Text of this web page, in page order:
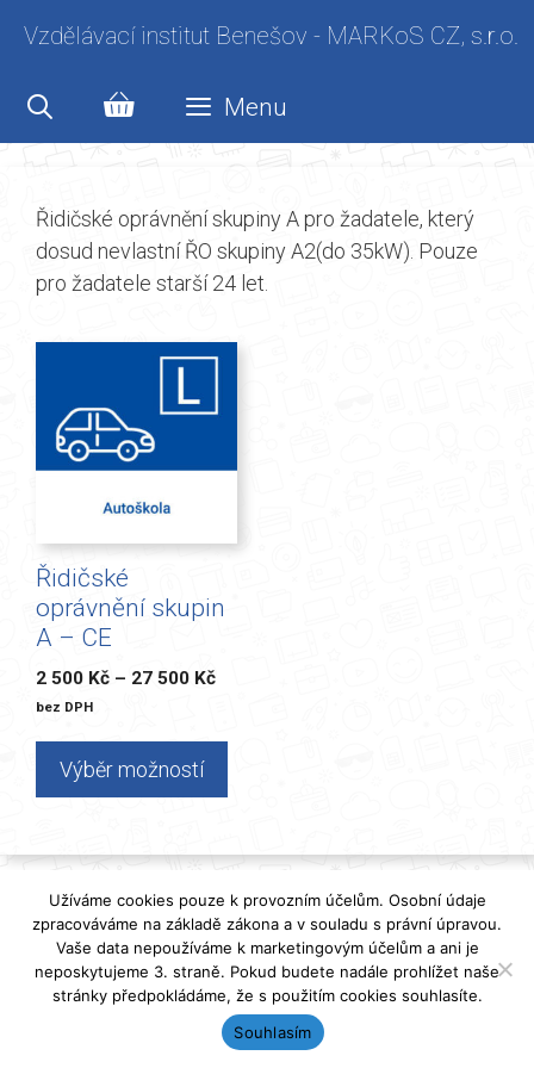
Vzdělávací institut Benešov - MARKoS CZ, s.r.o.
Menu
Řidičské oprávnění skupiny A pro žadatele, který
dosud nevlastní ŘO skupiny A2(do 35kW). Pouze
pro žadatele starší 24 let.
Řidičské
oprávnění skupin
A – CE
2 500 Kč – 27 500 KčRozpětí
bez DPH
Výběr možností
má
více
Možnosti
lze
vybrat
na
stránce
produktu
© 2026 MARKoS CZ, s.r.o. - Vzdělávací institut Benešov
Užíváme cookies pouze k provozním účelům. Osobní údaje
zpracováváme na základě zákona a v souladu s právní úpravou.
Vaše data nepoužíváme k marketingovým účelům a ani je
neposkytujeme 3. straně. Pokud budete nadále prohlížet naše
stránky předpokládáme, že s použitím cookies souhlasíte.
Souhlasím